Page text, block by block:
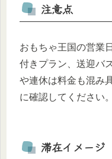
注意点
おもちゃ王国の営業
付きプラン、送迎バ
や連休は料金も混み
に確認してください。
滞在イメージ